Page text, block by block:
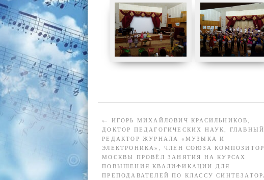
← ИГОРЬ МИХАЙЛОВИЧ КРАСИЛЬНИКОВ,
ДОКТОР ПЕДАГОГИЧЕСКИХ НАУК, ГЛАВНЫЙ
РЕДАКТОР ЖУРНАЛА «МУЗЫКА И
ЭЛЕКТРОНИКА», ЧЛЕН СОЮЗА
МОСКВЫ ПРОВЁЛ ЗАНЯТИЯ НА КУРСАХ
ПОВЫШЕНИЯ КВАЛИФИКАЦИИ ДЛЯ
ПРЕПОДАВАТЕЛЕЙ ПО КЛАССУ